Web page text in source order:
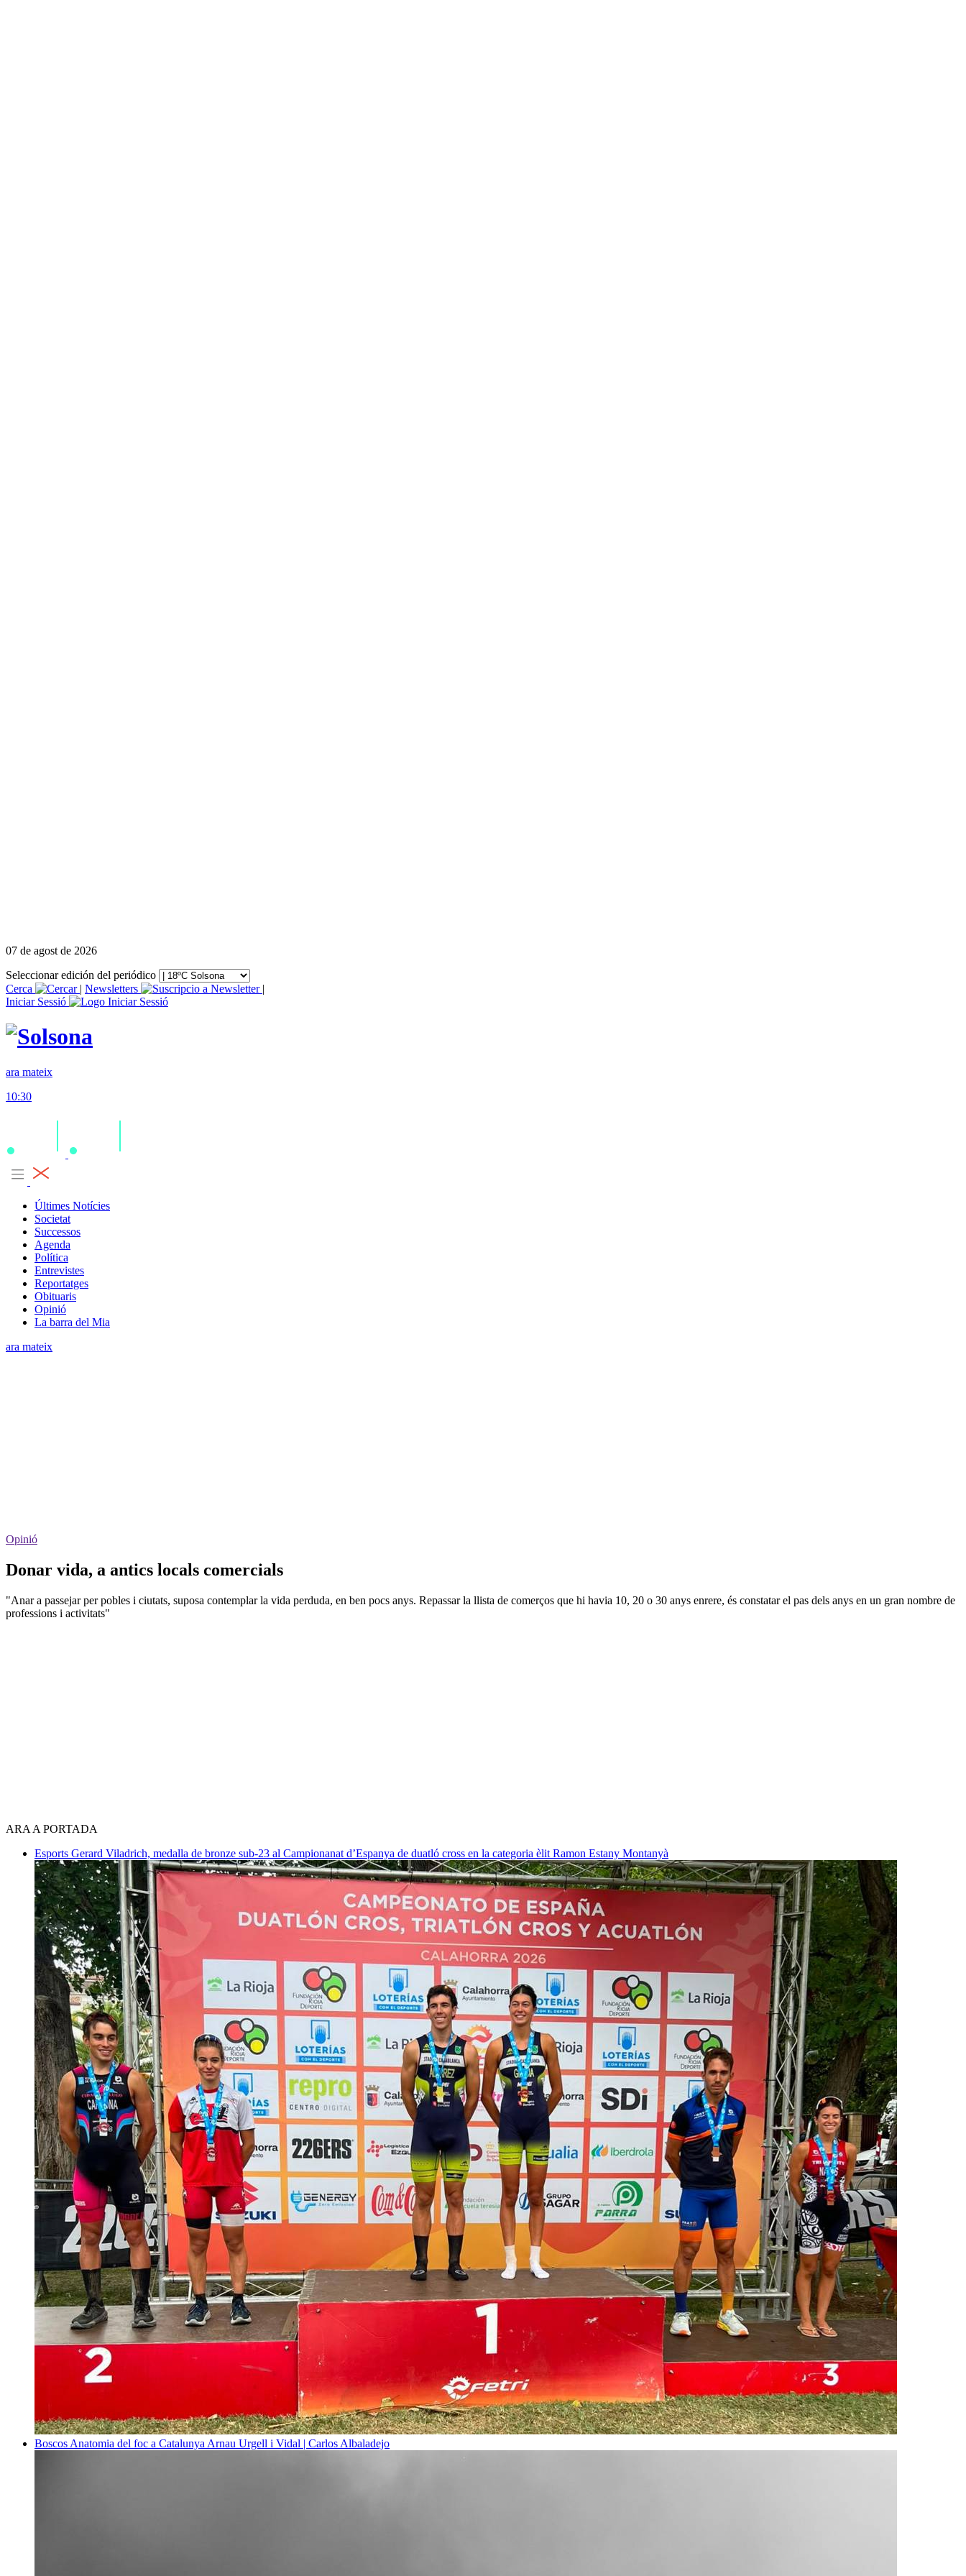
07 de agost de 2026
Seleccionar edición del periódico
Cerca
| Newsletters
|
Iniciar Sessió
ara mateix
10:30
Últimes Notícies
Societat
Successos
Agenda
Política
Entrevistes
Reportatges
Obituaris
Opinió
La barra del Mia
ara mateix
Opinió
Donar vida, a antics locals comercials
"Anar a passejar per pobles i ciutats, suposa contemplar la vida perduda, en ben pocs anys. Repassar la llista de comerços que hi havia 10, 20 o 30 anys enrere, és constatar el pas dels anys en un gran nombre de
professions i activitats"
ARA A PORTADA
Esports Gerard Viladrich, medalla de bronze sub-23 al Campionanat d’Espanya de duatló cross en la categoria èlit Ramon Estany Montanyà
Boscos Anatomia del foc a Catalunya Arnau Urgell i Vidal | Carlos Albaladejo